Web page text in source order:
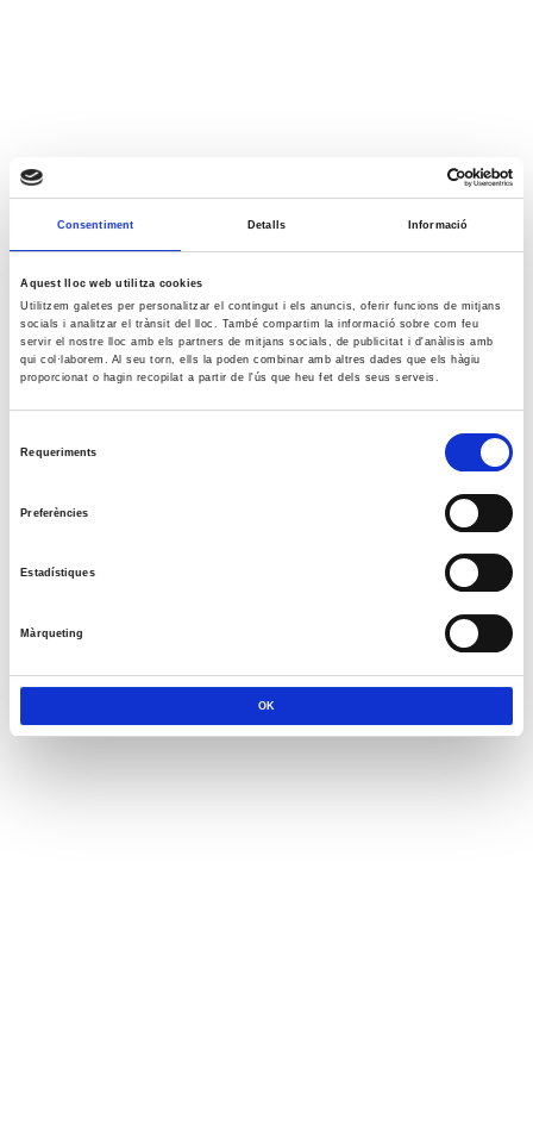
Consentiment Detalls Informació
Aquest lloc web utilitza cookies
Utilitzem galetes per personalitzar el contingut i els anuncis, oferir funcions de mitjans
socials i analitzar el trànsit del lloc. També compartim la informació sobre com feu
servir el nostre lloc amb els partners de mitjans socials, de publicitat i d'anàlisis amb
qui col·laborem. Al seu torn, ells la poden combinar amb altres dades que els hàgiu
proporcionat o hagin recopilat a partir de l'ús que heu fet dels seus serveis.
Requeriments
Preferències
Estadístiques
Màrqueting
OK